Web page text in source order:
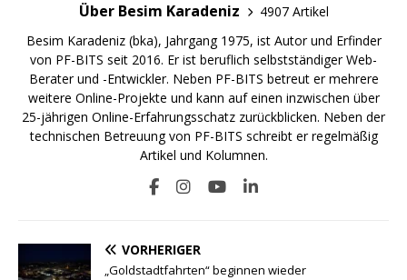
Über Besim Karadeniz
4907 Artikel
Besim Karadeniz (bka), Jahrgang 1975, ist Autor und Erfinder
von PF-BITS seit 2016. Er ist beruflich selbstständiger Web-
Berater und -Entwickler. Neben PF-BITS betreut er mehrere
weitere Online-Projekte und kann auf einen inzwischen über
25-jährigen Online-Erfahrungsschatz zurückblicken. Neben der
technischen Betreuung von PF-BITS schreibt er regelmäßig
Artikel und Kolumnen.
VORHERIGER
„Goldstadtfahrten“ beginnen wieder